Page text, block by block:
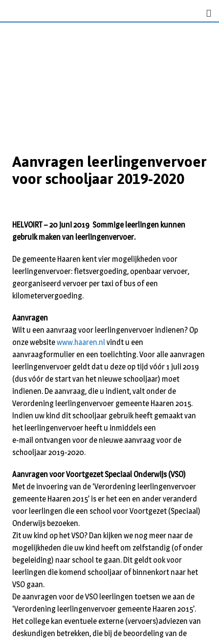
Aanvragen leerlingenvervoer
voor schooljaar 2019-2020
HELVOIRT – 20 juni 2019 Sommige leerlingen kunnen
gebruik maken van leerlingenvervoer.
De gemeente Haaren kent vier mogelijkheden voor
leerlingenvervoer: fietsvergoeding, openbaar vervoer,
georganiseerd vervoer per taxi of bus of een
kilometervergoeding.
Aanvragen
Wilt u een aanvraag voor leerlingenvervoer indienen? Op
onze websitewww.haaren.nl vindt u een
aanvraagformulier en een toelichting. Voor alle aanvragen
leerlingenvervoer geldt dat u deze op tijd vóór 1 juli 2019
(dus vóór de start van het nieuwe schooljaar) moet
indienen. De aanvraag, die u indient, valt onder de
Verordening leerlingenvervoer gemeente Haaren 2015.
Indien uw kind dit schooljaar gebruik heeft gemaakt van
het leerlingenvervoer heeft u inmiddels een
e-mail ontvangen voor de nieuwe aanvraag voor de
schooljaar 2019-2020.
Aanvragen voor Voortgezet Speciaal Onderwijs (VSO)
Met de invoering van de ‘Verordening leerlingenvervoer
gemeente Haaren 2015’ is er het een en ander veranderd
voor leerlingen die een school voor Voortgezet (Speciaal)
Onderwijs bezoeken.
Zit uw kind op het VSO? Dan kijken we nog meer naar de
mogelijkheden die uw kind heeft om zelfstandig (of onder
begeleiding) naar school te gaan. Dit geldt ook voor
leerlingen die komend schooljaar of binnenkort naar het
VSO gaan.
De aanvragen voor de VSO leerlingen toetsen we aan de
‘Verordening leerlingenvervoer gemeente Haaren 2015’.
Het college kan eventuele externe (vervoers)adviezen van
deskundigen betrekken, die bij de beoordeling van de